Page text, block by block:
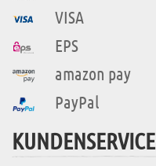
VISA
EPS
amazon pay
PayPal
KUNDENSERVICE